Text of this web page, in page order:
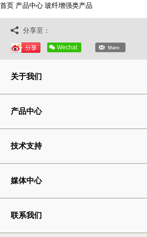
首页 产品中心 玻纤增强类产品
分享至：
Wechat
关于我们
产品中心
技术支持
媒体中心
联系我们